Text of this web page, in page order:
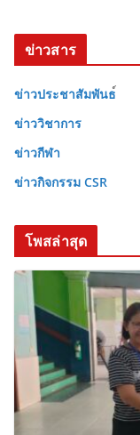
ข่าวสาร
ข่าวประชาสัมพันธ
ข่าววิชาการ
ข่าวกีฬา
ข่าวกิจกรรม CSR
โพสล่าสุด